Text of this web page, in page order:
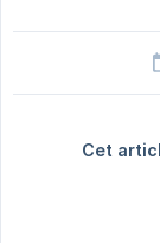
Cet